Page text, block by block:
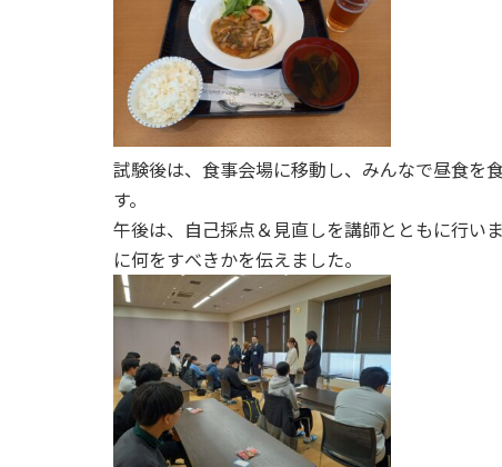
試験後は、食事会場に移動し、みんなで昼食を
す。
午後は、自己採点＆見直しを講師とともに行い
に何をすべきかを伝えました。